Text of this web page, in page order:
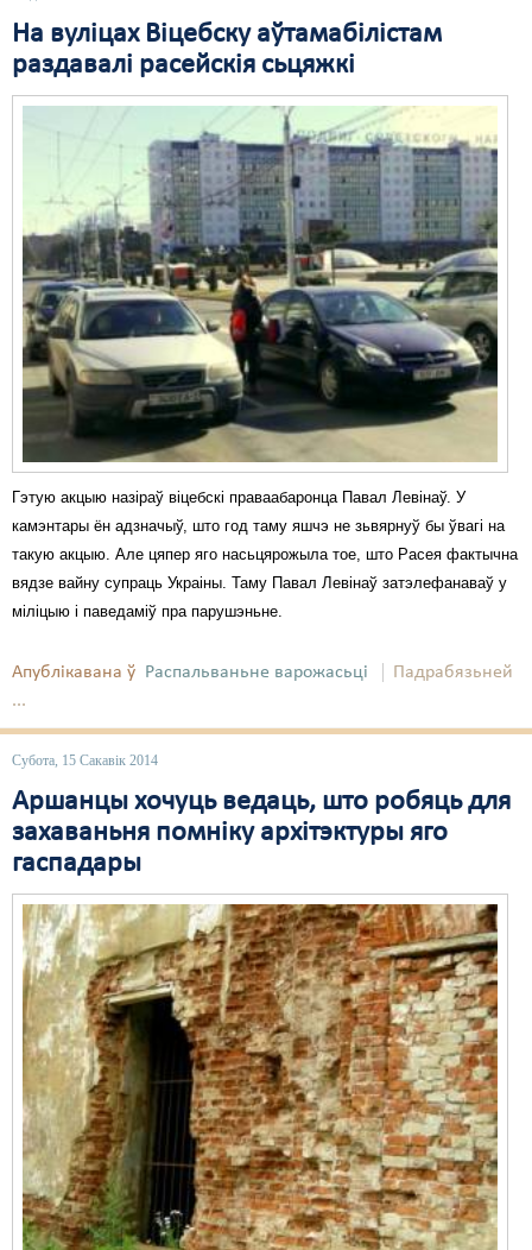
На вуліцах Віцебску аўтамабілістам
раздавалі расейскія сьцяжкі
Гэтую акцыю назіраў віцебскі праваабаронца Павал Левінаў. У
камэнтары ён адзначыў, што год таму яшчэ не зьвярнуў бы ўвагі на
такую акцыю. Але цяпер яго насьцярожыла тое, што Расея фактычна
вядзе вайну супраць Украіны. Таму Павал Левінаў затэлефанаваў у
міліцыю і паведаміў пра парушэньне.
Апублікавана ў Распальваньне варожасьці
Падрабязьней
...
Субота, 15 Сакавік 2014
Аршанцы хочуць ведаць, што робяць для
захаваньня помніку архітэктуры яго
гаспадары